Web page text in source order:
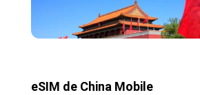
eSIM de China Mobile